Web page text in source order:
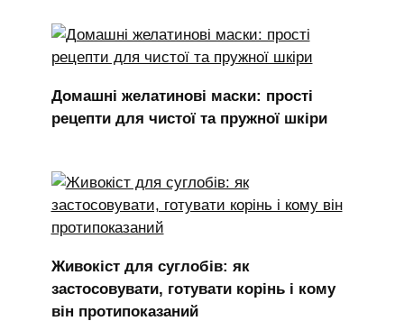
Домашні желатинові маски: прості
рецепти для чистої та пружної шкіри
Живокіст для суглобів: як
застосовувати, готувати корінь і кому
він протипоказаний